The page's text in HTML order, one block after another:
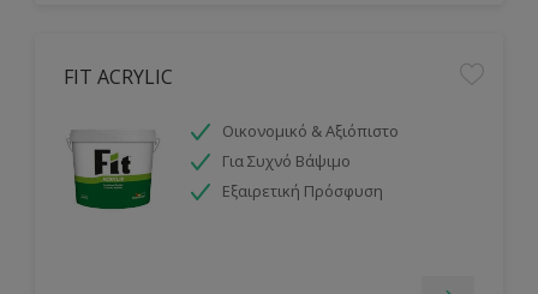
FIT ACRYLIC
Οικονομικό & Αξιόπιστο
Για Συχνό Βάψιμο
Εξαιρετική Πρόσφυση